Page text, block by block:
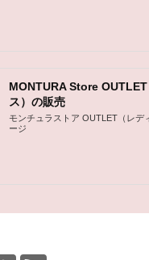
MONTURA Store
ス）の販売
モンチュラストア OUTLET（レデ
ージ